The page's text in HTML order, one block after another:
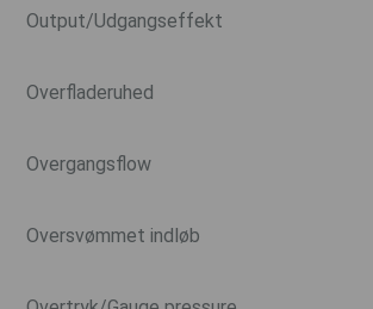
Output/Udgangseffekt
Overfladeruhed
Overgangsflow
Oversvømmet indløb